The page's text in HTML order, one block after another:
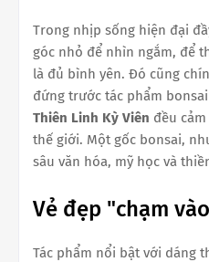
Trong nhịp sống hiện đại
góc nhỏ để nhìn ngắm, để
là đủ bình yên. Đó cũng
đứng trước tác phẩm
Thiên Linh Kỳ Viên đều
thế giới. Một gốc bonsai,
sâu văn hóa, mỹ học và
Vẻ đẹp "chạm
Tác phẩm nổi bật với dáng